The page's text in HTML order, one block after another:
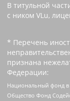
В титульной
с ником VLu,
* Перечень
признана
Федерации:
Национальный фонд в
Общество Фонд